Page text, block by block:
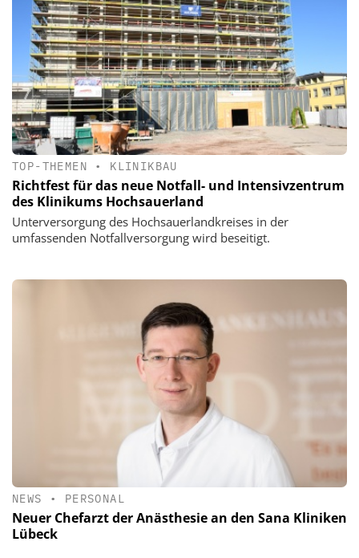
TOP-THEMEN • KLINIKBAU
Richtfest für das neue Notfall- und Intensivzentrum
des Klinikums Hochsauerland
Unterversorgung des Hochsauerlandkreises in der
umfassenden Notfallversorgung wird beseitigt.
NEWS • PERSONAL
Neuer Chefarzt der Anästhesie an den Sana Kliniken
Lübeck